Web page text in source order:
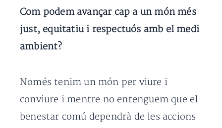
Com podem avançar cap a un món més
just, equitatiu i respectuós amb el medi
ambient?
Només tenim un món per viure i
conviure i mentre no entenguem que el
benestar comú dependrà de les accions